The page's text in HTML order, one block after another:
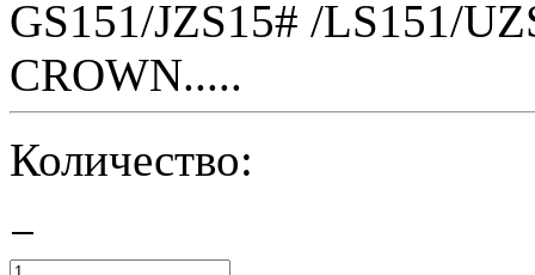
GS151/JZS15# /LS151/
CROWN.....
Количество:
−